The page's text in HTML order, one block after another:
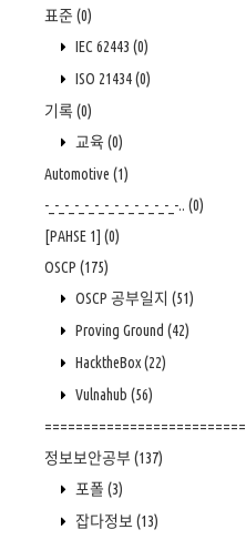
표준 (0)
IEC 62443 (0)
ISO 21434(0)
기록 (0)
교육 (0)
Automotive (1)
-_-_-_-_-_-_-_-_-_-_-_-_-_-.. (0)
[PAHSE 1] (0)
OSCP (175)
OSCP 공부일지 (51)
Proving Ground (42)
HacktheBox(22)
Vulnahub (56)
==========================
정보보안공부 (137)
포폴 (3)
잡다정보 (13)